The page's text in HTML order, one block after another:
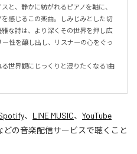
と、静かに紡がれるピアノを軸に、
感じるこの楽曲。しみじみとした切
な詩は、より深くその世界を押し広
性を醸し出し、リスナーの心をぐっ
世界観にじっくりと浸りたくなる1曲
、 LINE MUSIC、 YouTube
どの音楽配信サービスで聴くこと